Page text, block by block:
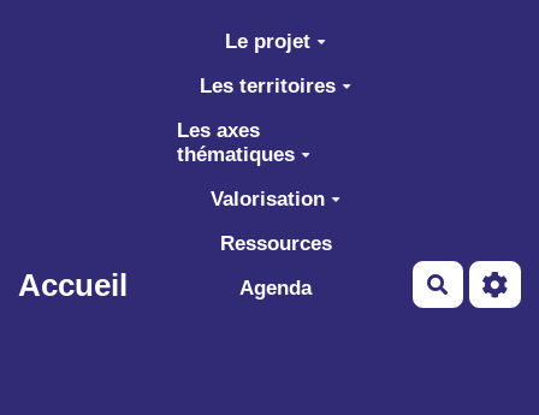
Aller au contenu principal
Accueil
Le projet
Les territoires
Les axes
thématiques
Valorisation
Ressources
Agenda